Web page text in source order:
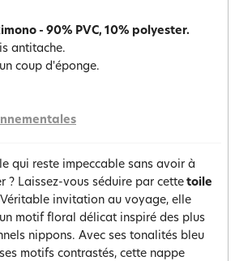
- 90% PVC, 10% polyester.
antitache.
coup d'éponge.
qui reste impeccable sans avoir à
? Laissez-vous séduire par cette toile
Véritable invitation au voyage, elle
motif floral délicat inspiré des plus
nippons. Avec ses tonalités bleu
motifs contrastés, cette nappe